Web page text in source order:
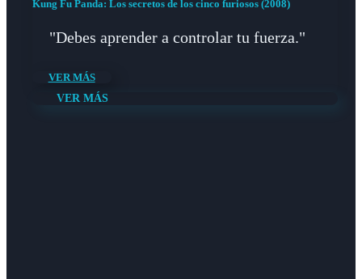
Kung Fu Panda: Los secretos de los cinco furiosos (2008)
"Debes aprender a controlar tu fuerza."
VER MÁS
VER MÁS